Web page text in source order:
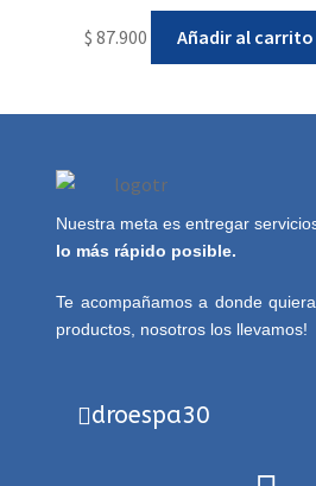
$ 87.900 Añadir al carrito
Nuestra meta es entregar
lo más rápido posible.
Te acompañamos a donde
productos, nosotros los llevamos!
droespa30